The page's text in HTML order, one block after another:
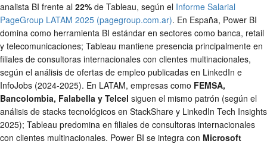
analista BI frente al 22% de Tableau, según el Informe Salarial
PageGroup LATAM 2025 (pagegroup.com.ar). En España, Power BI
domina como herramienta BI estándar en sectores como banca, retail
y telecomunicaciones; Tableau mantiene presencia principalmente en
filiales de consultoras internacionales con clientes multinacionales,
según el análisis de ofertas de empleo publicadas en LinkedIn e
InfoJobs (2024-2025). En LATAM, empresas como FEMSA,
Bancolombia, Falabella y Telcel siguen el mismo patrón (según el
análisis de stacks tecnológicos en StackShare y LinkedIn Tech Insights
2025); Tableau predomina en filiales de consultoras internacionales
con clientes multinacionales. Power BI se integra con Microsoft